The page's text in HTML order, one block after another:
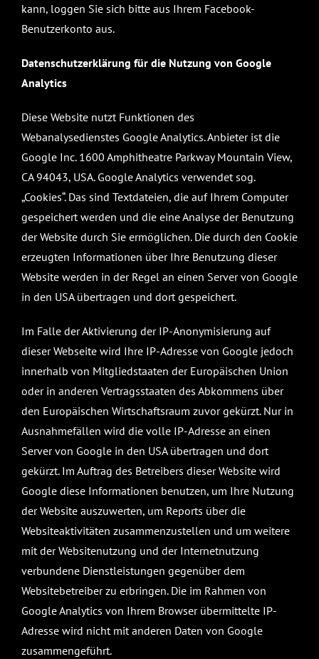
kann, loggen Sie sich bitte aus Ihrem Facebook-
Benutzerkonto aus.
Datenschutzerklärung für die Nutzung von Google
Analytics
Diese Website nutzt Funktionen des
Webanalysedienstes Google Analytics. Anbieter ist die
Google Inc. 1600 Amphitheatre Parkway Mountain View,
CA 94043, USA. Google Analytics verwendet sog.
„Cookies“. Das sind Textdateien, die auf Ihrem Computer
gespeichert werden und die eine Analyse der Benutzung
der Website durch Sie ermöglichen. Die durch den Cookie
erzeugten Informationen über Ihre Benutzung dieser
Website werden in der Regel an einen Server von Google
in den USA übertragen und dort gespeichert.
Im Falle der Aktivierung der IP-Anonymisierung auf
dieser Webseite wird Ihre IP-Adresse von Google jedoch
innerhalb von Mitgliedstaaten der Europäischen Union
oder in anderen Vertragsstaaten des Abkommens über
den Europäischen Wirtschaftsraum zuvor gekürzt. Nur in
Ausnahmefällen wird die volle IP-Adresse an einen
Server von Google in den USA übertragen und dort
gekürzt. Im Auftrag des Betreibers dieser Website wird
Google diese Informationen benutzen, um Ihre Nutzung
der Website auszuwerten, um Reports über die
Websiteaktivitäten zusammenzustellen und um weitere
mit der Websitenutzung und der Internetnutzung
verbundene Dienstleistungen gegenüber dem
Websitebetreiber zu erbringen. Die im Rahmen von
Google Analytics von Ihrem Browser übermittelte IP-
Adresse wird nicht mit anderen Daten von Google
zusammengeführt.